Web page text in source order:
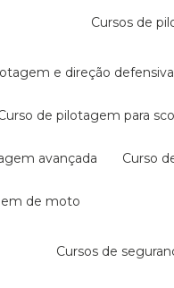
cursos de
e direção defensiva
curso de pilotagem para
avançada curso
de moto
cursos de